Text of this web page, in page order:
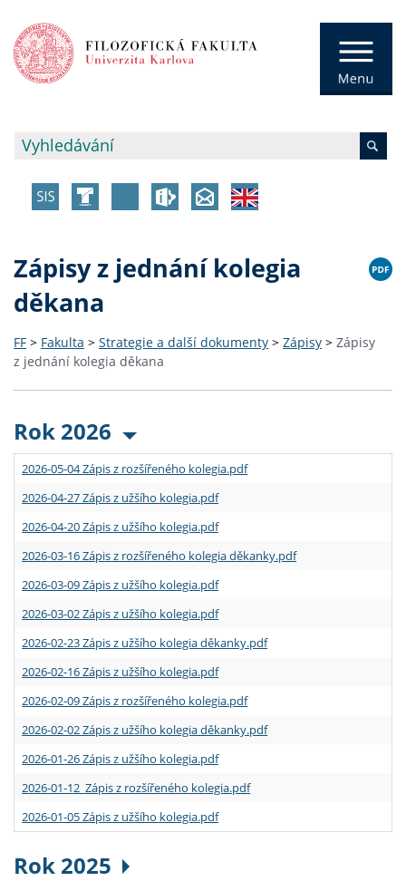
Zápisy z jednání kolegia
děkana
FF > Fakulta > Strategie a další dokumenty > Zápisy > Zápisy
z jednání kolegia děkana
Rok 2026
2026-05-04 Zápis z rozšířeného kolegia.pdf
2026-04-27 Zápis z užšího kolegia.pdf
2026-04-20 Zápis z užšího kolegia.pdf
2026-03-16 Zápis z rozšířeného kolegia děkanky.pdf
2026-03-09 Zápis z užšího kolegia.pdf
2026-03-02 Zápis z užšího kolegia.pdf
2026-02-23 Zápis z užšího kolegia děkanky.pdf
2026-02-16 Zápis z užšího kolegia.pdf
2026-02-09 Zápis z rozšířeného kolegia.pdf
2026-02-02 Zápis z užšího kolegia děkanky.pdf
2026-01-26 Zápis z užšího kolegia.pdf
2026-01-12 Zápis z rozšířeného kolegia.pdf
2026-01-05 Zápis z užšího kolegia.pdf
Rok 2025